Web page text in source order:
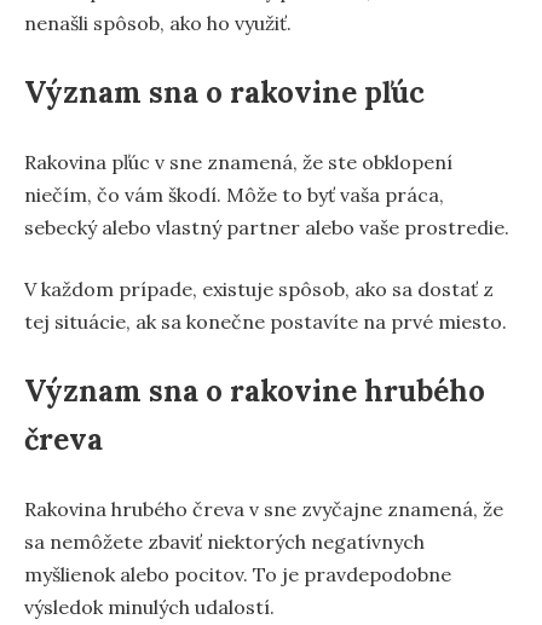
nenašli spôsob, ako ho využiť.
Význam sna o rakovine pľúc
Rakovina pľúc v sne znamená, že ste obklopení
niečím, čo vám škodí. Môže to byť vaša práca,
sebecký alebo vlastný partner alebo vaše prostredie.
V každom prípade, existuje spôsob, ako sa dostať z
tej situácie, ak sa konečne postavíte na prvé miesto.
Význam sna o rakovine hrubého
čreva
Rakovina hrubého čreva v sne zvyčajne znamená, že
sa nemôžete zbaviť niektorých negatívnych
myšlienok alebo pocitov. To je pravdepodobne
výsledok minulých udalostí.